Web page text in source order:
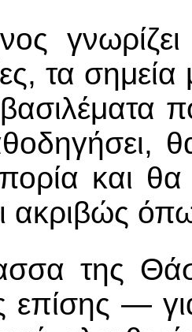
τα
και θα
ακριβώς
της
επίσης —